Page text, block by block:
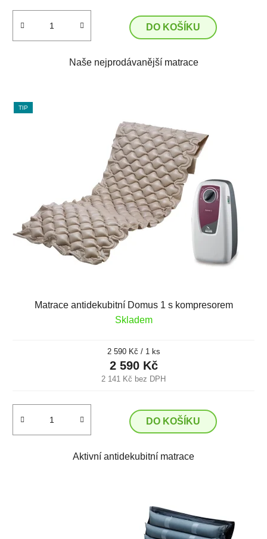
DO KOŠÍKU
Naše nejprodávanější matrace
TIP
Matrace antidekubitní Domus 1 s kompresorem
Skladem
2 141 Kč bez DPH
2 590 Kč
Měrná
cena:
2 590 Kč / 1 ks
DO KOŠÍKU
Aktivní antidekubitní matrace